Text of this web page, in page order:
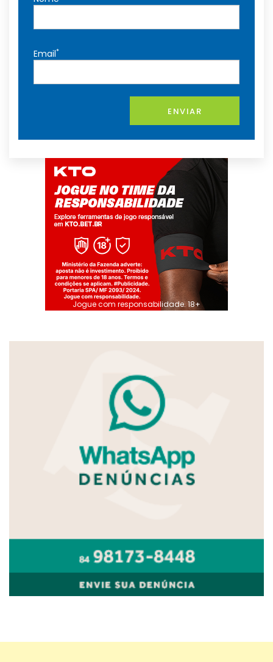
Email*
ENVIAR
Jogue com responsabilidade. 18+